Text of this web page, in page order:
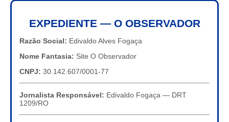
EXPEDIENTE — O OBSERVADOR
Razão Social: Edivaldo Alves Fogaça
Nome Fantasia: Site O Observador
CNPJ: 30.142.607/0001-77
Jornalista Responsável: Edivaldo Fogaça — DRT
1209/RO